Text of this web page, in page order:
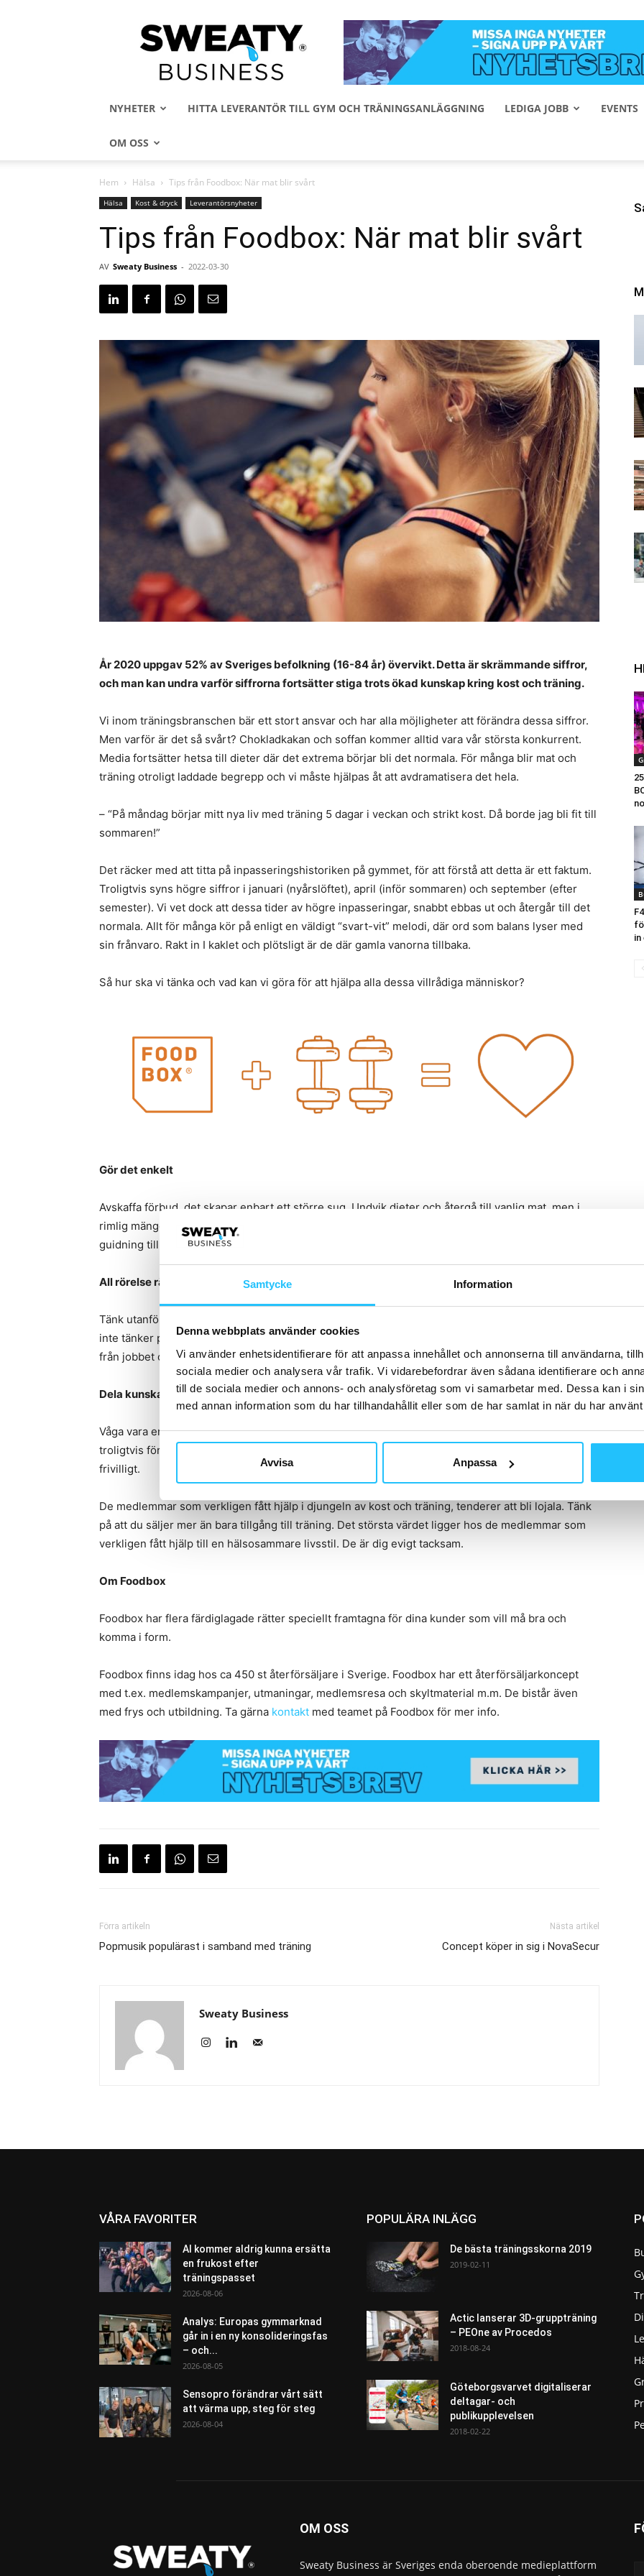
Samtycke Information
Denna webbplats använder cookies
Vi använder enhetsidentifierare för att anpassa innehållet och annonserna till användarna,
sociala medier och analysera vår trafik. Vi vidarebefordrar även sådana identifierare och
till de sociala medier och annons- och analysföretag som vi samarbetar med. Dessa kan i
med annan information som du har tillhandahållit eller som de har samlat in när du har
Avvisa Anpassa
Sweaty
Business
NYHETER HITTA LEVERANTÖR TILL GYM OCH TRÄNINGSANLÄGGNING LEDIGA JOBB EVENTS
OM OSS
Hem Hälsa Tips från Foodbox: När mat blir svårt
Hälsa Kost & dryck Leverantörsnyheter
Tips från Foodbox: När mat blir svårt
AV Sweaty Business - 2022-03-30
År 2020 uppgav 52% av Sveriges befolkning (16-84 år) övervikt. Detta är skrämmande siffror,
och man kan undra varför siffrorna fortsätter stiga trots ökad kunskap kring kost och träning.
Vi inom träningsbranschen bär ett stort ansvar och har alla möjligheter att förändra dessa siffror.
Men varför är det så svårt? Chokladkakan och soffan kommer alltid vara vår största konkurrent.
Media fortsätter hetsa till dieter där det extrema börjar bli det normala. För många blir mat och
träning otroligt laddade begrepp och vi måste hjälpas åt att avdramatisera det hela.
– “På måndag börjar mitt nya liv med träning 5 dagar i veckan och strikt kost. Då borde jag bli fit till
sommaren!”
Det räcker med att titta på inpasseringshistoriken på gymmet, för att förstå att detta är ett faktum.
Troligtvis syns högre siffror i januari (nyårslöftet), april (inför sommaren) och september (efter
semester). Vi vet dock att dessa tider av högre inpasseringar, snabbt ebbas ut och återgår till det
normala. Allt för många kör på enligt en väldigt “svart-vit” melodi, där ord som balans lyser med
sin frånvaro. Rakt in I kaklet och plötsligt är de där gamla vanorna tillbaka.
Så hur ska vi tänka och vad kan vi göra för att hjälpa alla dessa villrådiga människor?
Gör det enkelt
Avskaffa förbud, det skapar enbart ett större sug. Undvik dieter och återgå till vanlig mat, men i
rimlig mängd. Skippa invecklade kostscheman, för gemene man behövs en basförståelse och
guidning till balans.
All rörelse räknas
Tänk utanför dina fyra väggar och uppmuntra all form av rörelse. Vardagsmotionen som vi kanske
inte tänker på, kan göra underverk. Trappor istället för hiss, promenera en extra sväng på väg hem
från jobbet osv.
Dela kunskap
Våga vara en coach och dela kunskap utifrån kundens nivå. Varje individ bär ett bagage som
troligtvis försvårar balansen kring mat och rörelse. Ingen hamnar i träsket av övervikt och ohälsa
frivilligt.
De medlemmar som verkligen fått hjälp i djungeln av kost och träning, tenderer att bli lojala. Tänk
på att du säljer mer än bara tillgång till träning. Det största värdet ligger hos de medlemmar som
verkligen fått hjälp till en hälsosammare livsstil. De är dig evigt tacksam.
Om Foodbox
Foodbox har flera färdiglagade rätter speciellt framtagna för dina kunder som vill må bra och
komma i form.
Foodbox finns idag hos ca 450 st återförsäljare i Sverige. Foodbox har ett återförsäljarkoncept
med t.ex. medlemskampanjer, utmaningar, medlemsresa och skyltmaterial m.m. De bistår även
med frys och utbildning. Ta gärna kontakt med teamet på Foodbox för mer info.
Förra artikeln
Popmusik populärast i samband med träning
Nästa artikel
Concept köper in sig i NovaSecur
Sweaty Business
in
VÅRA FAVORITER
AI kommer aldrig kunna ersätta
en frukost efter
träningspasset
2026-08-06
Analys: Europas gymmarknad
går in i en ny konsolideringsfas
– och...
2026-08-05
Sensopro förändrar vårt sätt
att värma upp, steg för steg
2026-08-04
POPULÄRA INLÄGG
De bästa träningsskorna 2019
2019-02-11
Actic lanserar 3D-gruppträning
– PEOne av Procedos
2018-08-24
Göteborgsvarvet digitaliserar
deltagar- och
publikupplevelsen
2018-02-22
OM OSS
Sweaty Business är Sveriges enda oberoende medieplattform